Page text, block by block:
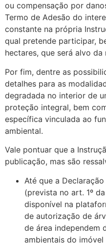
ou compensação por
Termo de Adesão do
constante na própria
qual pretende participar,
hectares, que será alvo
Por fim, dentre as
detalhes para as
degradada no interior de
proteção integral, bem
específica vinculada ao
ambiental.
Vale pontuar que a
publicação, mas são
Até que a
(prevista no art. 1º
disponível na
de autorização de
de área independem
ambientais do